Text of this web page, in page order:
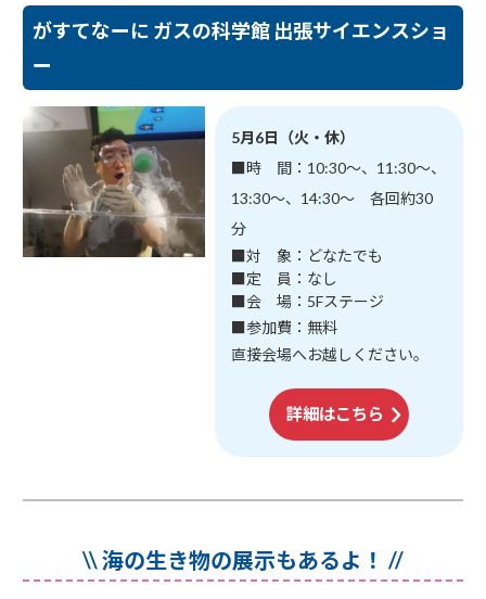
がすてなーに ガスの科学館 出張サイエンスショ
ー
5月6日（火・休）
■時 間：10:30～、11:30～、
13:30～、14:30～ 各回約30
分
■対 象：どなたでも
■定 員：なし
■会 場：5Fステージ
■参加費：無料
直接会場へお越しください。
詳細はこちら
\\ 海の生き物の展示もあるよ！ //